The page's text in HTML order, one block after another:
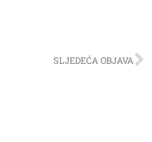
SLJEDEĆA OBJAVA